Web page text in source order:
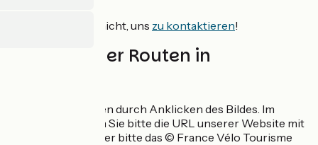
Zögern Sie nicht, uns zu kontaktieren!
Die Karte der Routen in
Zum Herunterladen durch Anklicken des Bildes. Im
Internet verlinken Sie bitte die URL unserer Website mit
dem Bild. Auf Papier bitte das © France Vélo Tourisme